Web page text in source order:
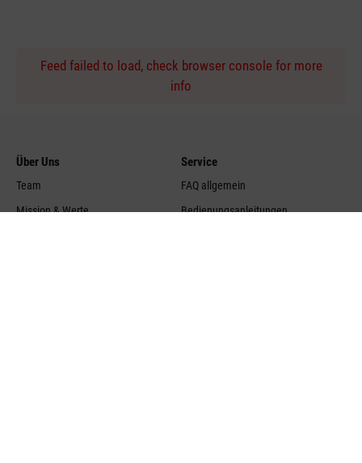
Feed failed to load, check browser console for more
info
Über Uns
Team
Mission & Werte
Service
FAQ allgemein
Bedienungsanleitungen